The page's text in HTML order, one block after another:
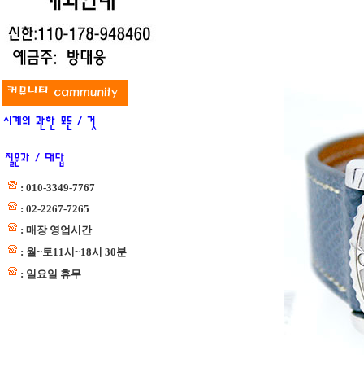
: 010-3349-7767
: 02-2267-7265
: 매장 영업시간
: 월~토11시~18시 30분
: 일요일 휴무